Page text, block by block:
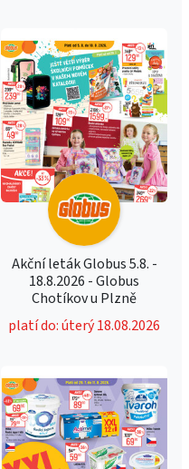
Akční leták Globus 5.8. -
18.8.2026 - Globus
Chotíkov u Plzně
platí do: úterý 18.08.2026